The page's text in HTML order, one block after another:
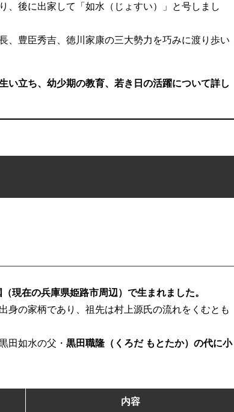
、後に出家して「如水（じょすい）」と号しまし
、豊臣秀吉、徳川家康の三大勢力を巧みに渡り歩い
い立ち、幼少期の教育、若き日の活躍について詳し
現在の兵庫県姫路市周辺）で生まれました。
身の家柄であり、祖先は村上源氏の流れをくむとも
田如水の父・ 黒田職隆（くろだ もとたか）の代に小
内容